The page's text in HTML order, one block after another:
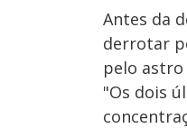
Antes da
derrotar
pelo
"Os dois